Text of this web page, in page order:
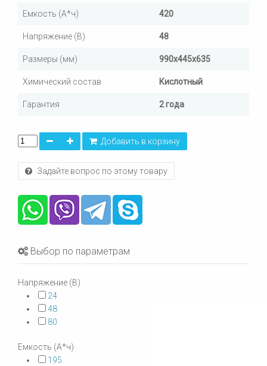
Емкость (А*ч) 420
Напряжение (В) 48
Размеры (мм) 990х445х635
Химический состав Кислотный
Гарантия 2 года
Добавить в корзину
Задайте вопрос по этому товару
Выбор по параметрам
Напряжение (В)
24
48
80
Емкость (А*ч)
195